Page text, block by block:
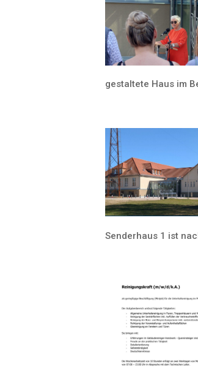
gestaltete Haus im
Senderhaus 1 ist